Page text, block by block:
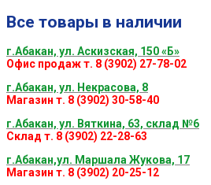
Все товары в наличии
г.Абакан, ул. Аскизская, 150 «Б»
Офис продаж т. 8 (3902) 27-78-02
г.Абакан, ул. Некрасова, 8
Магазин т. 8 (3902) 30-58-40
г.Абакан, ул. Вяткина, 63, склад №6
Склад т. 8 (3902) 22-28-63
г.Абакан,ул. Маршала Жукова, 17
Магазин т. 8 (3902) 20-25-12